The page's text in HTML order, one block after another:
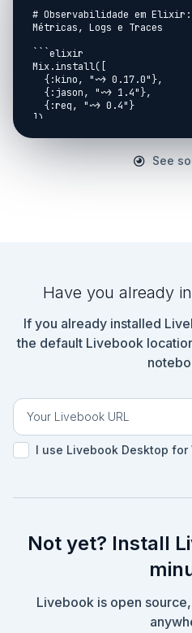
See
Have you already
If you already installed
the default Livebook
I use Livebook Desktop
Not yet? Install
Livebook is open